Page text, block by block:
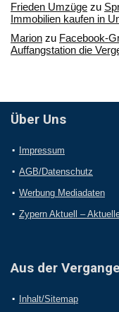
Frieden Umzüge zu
Immobilien kaufen in
Marion zu Facebook-
Auffangstation die
Über Uns
Impressum
AGB/Datenschutz
Werbung Mediadaten
Zypern Aktuell –
Aus der
Inhalt/Sitemap